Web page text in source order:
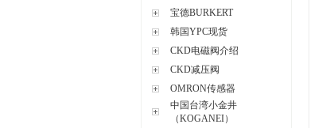
宝德BURKERT
韩国YPC现货
CKD电磁阀介绍
CKD减压阀
OMRON传感器
中国台湾小金井
（KOGANEI）